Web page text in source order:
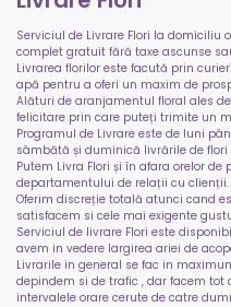
Serviciul de Livrare Flori la domiciliu
complet gratuit fără taxe ascunse
Livrarea florilor este facută prin
apă pentru a oferi un maxim de
Alături de aranjamentul floral ales
felicitare prin care puteți trimite un
Programul de Livrare este de luni
sâmbătă și duminică livrările de flori
Putem Livra Flori și în afara orelor
departamentului de relații cu clienții.
Oferim discreție totală atunci cand
satisfacem si cele mai exigente
Serviciul de livrare Flori este
avem in vedere largirea ariei de
Livrarile in general se fac in
depindem si de trafic , dar facem
intervalele orare cerute de catre